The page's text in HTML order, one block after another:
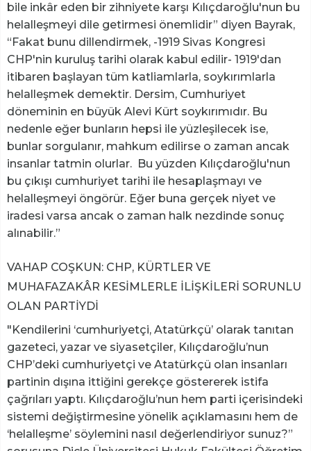
bile inkâr eden bir zihniyete karşı Kılıçdaroğlu'nun bu
helalleşmeyi dile getirmesi önemlidir” diyen Bayrak,
“Fakat bunu dillendirmek, -1919 Sivas Kongresi
CHP'nin kuruluş tarihi olarak kabul edilir- 1919'dan
itibaren başlayan tüm katliamlarla, soykırımlarla
helalleşmek demektir. Dersim, Cumhuriyet
döneminin en büyük Alevi Kürt soykırımıdır. Bu
nedenle eğer bunların hepsi ile yüzleşilecek ise,
bunlar sorgulanır, mahkum edilirse o zaman ancak
insanlar tatmin olurlar. Bu yüzden Kılıçdaroğlu'nun
bu çıkışı cumhuriyet tarihi ile hesaplaşmayı ve
helalleşmeyi öngörür. Eğer buna gerçek niyet ve
iradesi varsa ancak o zaman halk nezdinde sonuç
alınabilir.”
VAHAP COŞKUN: CHP, KÜRTLER VE
MUHAFAZAKÂR KESİMLERLE İLİŞKİLERİ SORUNLU
OLAN PARTİYDİ
"Kendilerini ‘cumhuriyetçi, Atatürkçü’ olarak tanıtan
gazeteci, yazar ve siyasetçiler, Kılıçdaroğlu’nun
CHP’deki cumhuriyetçi ve Atatürkçü olan insanları
partinin dışına ittiğini gerekçe göstererek istifa
çağrıları yaptı. Kılıçdaroğlu’nun hem parti içerisindeki
sistemi değiştirmesine yönelik açıklamasını hem de
‘helalleşme’ söylemini nasıl değerlendiriyor sunuz?”